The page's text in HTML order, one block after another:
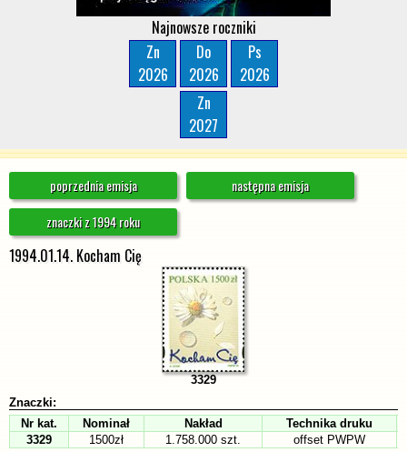
Najnowsze roczniki
Zn
2026
Do
2026
Ps
2026
Zn
2027
poprzednia emisja
następna emisja
znaczki z 1994 roku
1994.01.14. Kocham Cię
3329
Znaczki:
Nr kat.
Nominał Nakład
Technika druku
3329
1500zł 1.758.000 szt.
offset PWPW